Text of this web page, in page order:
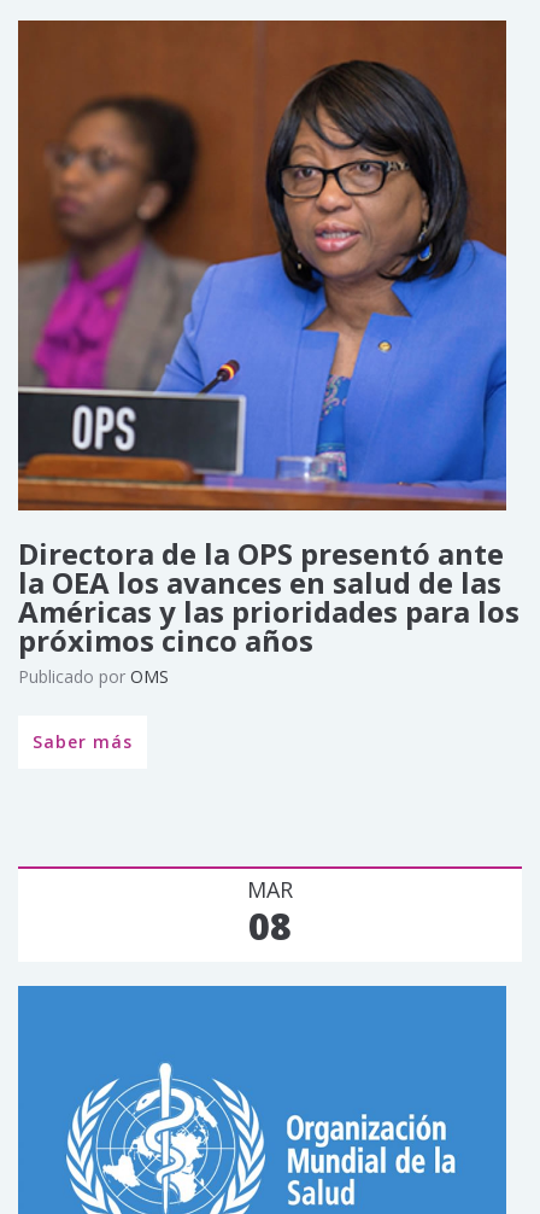
Directora de la OPS presentó ante
la OEA los avances en salud de las
Américas y las prioridades para los
próximos cinco años
Publicado por OMS
Saber más
MAR
08